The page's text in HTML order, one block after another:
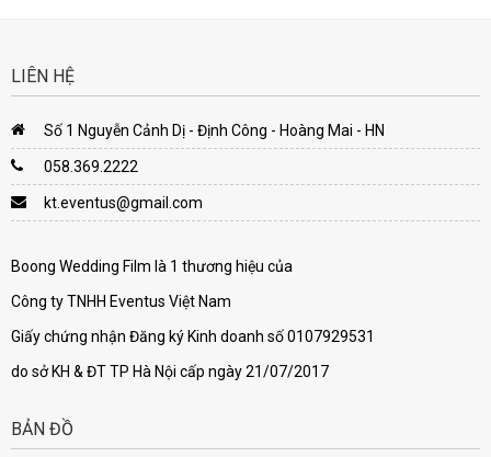
LIÊN HỆ
Số 1 Nguyễn Cảnh Dị - Định Công - Hoàng Mai - HN
058.369.2222
kt.eventus@gmail.com
Boong Wedding Film là 1 thương hiệu của
Công ty TNHH Eventus Việt Nam
Giấy chứng nhận Đăng ký Kinh doanh số 0107929531
do sở KH & ĐT TP Hà Nội cấp ngày 21/07/2017
BẢN ĐỒ